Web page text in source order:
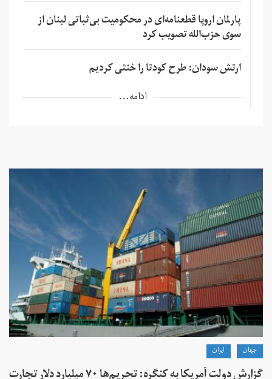
پارلمان اروپا قطعنامه‌ای در محکومیت بی‌ثباتی لبنان از
سوی حزب‌الله تصویب کرد
ارتش سودان: طرح کودتا را خنثی کردیم
ادامه...
جهان ايران